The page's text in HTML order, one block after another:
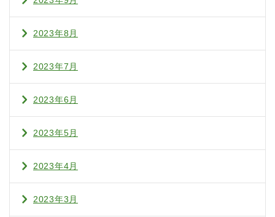
2023年8月
2023年7月
2023年6月
2023年5月
2023年4月
2023年3月